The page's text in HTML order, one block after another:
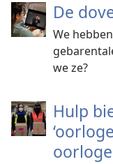
De
We
we ze?
Hulp